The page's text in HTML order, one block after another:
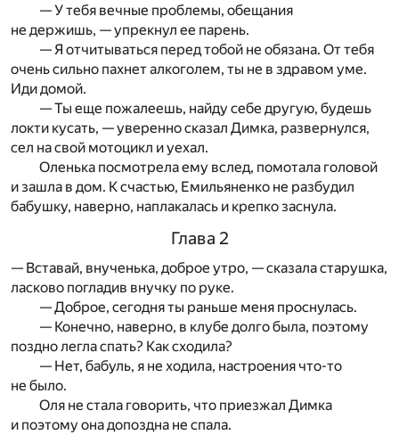
— У тебя вечные проблемы, обещания
не держишь, — упрекнул ее парень.
— Я отчитываться перед тобой не обязана. От тебя
очень сильно пахнет алкоголем, ты не в здравом уме.
Иди домой.
— Ты еще пожалеешь, найду себе другую, будешь
локти кусать, — уверенно сказал Димка, развернулся,
сел на свой мотоцикл и уехал.
Оленька посмотрела ему вслед, помотала головой
и зашла в дом. К счастью, Емильяненко не разбудил
бабушку, наверно, наплакалась и крепко заснула.
Глава 2
— Вставай, внученька, доброе утро, — сказала старушка,
ласково погладив внучку по руке.
— Доброе, сегодня ты раньше меня проснулась.
— Конечно, наверно, в клубе долго была, поэтому
поздно легла спать? Как сходила?
— Нет, бабуль, я не ходила, настроения что-то
не было.
Оля не стала говорить, что приезжал Димка
и поэтому она допоздна не спала.